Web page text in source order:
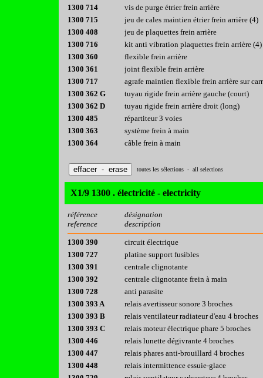
1300 714
vis de purge étrier frein arrière
1300 715
jeu de cales maintien étrier frein arrière (4)
1300 408
jeu de plaquettes frein arrière
1300 716
kit anti vibration plaquettes frein arrière (4)
1300 360
flexible frein arrière
1300 361
joint flexible frein arrière
1300 717
agrafe maintien flexible frein arrière sur
1300 362 G
tuyau rigide frein arrière gauche (court)
1300 362 D
tuyau rigide frein arrière droit (long)
1300 485
répartiteur 3 voies
1300 363
système frein à main
1300 364
câble frein à main
toutes les sélections - all selections
X1/9 1300 . électricité - electricity
référence
reference
désignation
description
1300 390
circuit électrique
1300 727
platine support fusibles
1300 391
centrale clignotante
1300 392
centrale clignotante frein à main
1300 728
anti parasite
1300 393 A
relais avertisseur sonore 3 broches
1300 393 B
relais ventilateur radiateur d'eau 4 broches
1300 393 C
relais moteur électrique phare 5 broches
1300 446
relais lunette dégivrante 4 broches
1300 447
relais phares anti-brouillard 4 broches
1300 448
relais intermittence essuie-glace